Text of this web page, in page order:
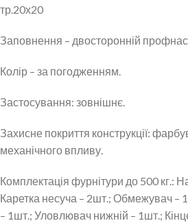
тр.20х20
Заповнення – двосторонній
Колір – за погодженням.
Застосування: зовнішнє.
Захисне покриття конструкції:
механічного впливу.
Комплектація фурнітури до 500 кг.:
Каретка несуча – 2шт.; Обмежувач –
– 1шт.; Уловлювач нижній – 1шт.;